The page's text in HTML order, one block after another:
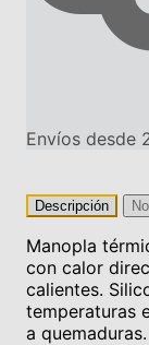
Envíos desde
Descripción
Manopla
con calor
calientes.
temperaturas
a quemaduras.